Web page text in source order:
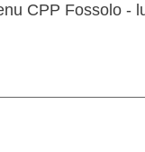
CPP Fossolo -